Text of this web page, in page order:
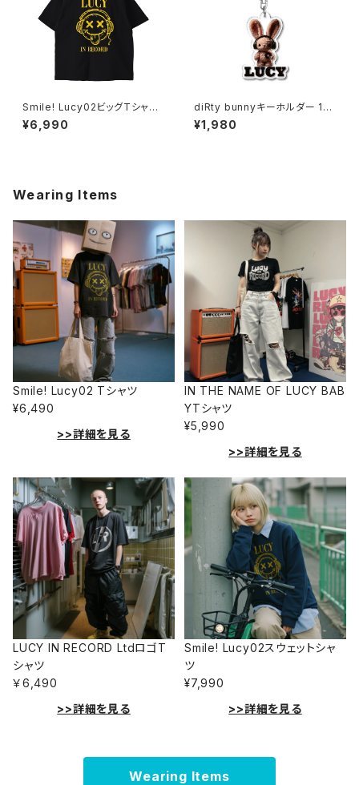
Smile! Lucy02ビッグTシャツ
1014-230221075
¥6,990
diRty bunnyキーホルダー 101
7-240218009
¥1,980
Wearing Items
Smile! Lucy02 Tシャツ
¥6,490
>>詳細を見る
IN THE NAME OF LUCY BAB
YTシャツ
¥5,990
>>詳細を見る
LUCY IN RECORD LtdロゴT
シャツ
￥6,490
>>詳細を見る
Smile! Lucy02スウェットシャ
ツ
¥7,990
>>詳細を見る
Wearing Items